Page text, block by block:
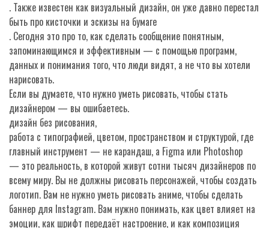
. Также известен как визуальный дизайн, он уже давно перестал
быть про кисточки и эскизы на бумаге
. Сегодня это про то, как сделать сообщение понятным,
запоминающимся и эффективным — с помощью программ,
данных и понимания того, что люди видят, а не что вы хотели
нарисовать.
Если вы думаете, что нужно уметь рисовать, чтобы стать
дизайнером — вы ошибаетесь.
дизайн без рисования,
работа с типографией, цветом, пространством и структурой, где
главный инструмент — не карандаш, а Figma или Photoshop
— это реальность, в которой живут сотни тысяч дизайнеров по
всему миру. Вы не должны рисовать персонажей, чтобы создать
логотип. Вам не нужно уметь рисовать аниме, чтобы сделать
баннер для Instagram. Вам нужно понимать, как цвет влияет на
эмоции, как шрифт передаёт настроение, и как композиция